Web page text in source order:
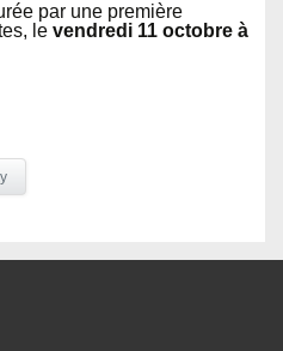
par une première
le vendredi 11 octobre à